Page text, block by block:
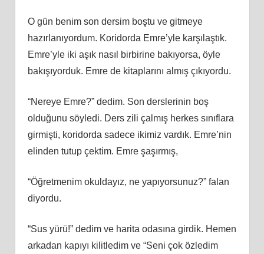
O gün benim son dersim boştu ve gitmeye
hazırlanıyordum. Koridorda Emre’yle karşılaştık.
Emre’yle iki aşık nasıl birbirine bakıyorsa, öyle
bakışıyorduk. Emre de kitaplarını almış çıkıyordu.
“Nereye Emre?” dedim. Son derslerinin boş
olduğunu söyledi. Ders zili çalmış herkes sınıflara
girmişti, koridorda sadece ikimiz vardık. Emre’nin
elinden tutup çektim. Emre şaşırmış,
“Öğretmenim okuldayız, ne yapıyorsunuz?” falan
diyordu.
“Sus yürü!” dedim ve harita odasına girdik. Hemen
arkadan kapıyı kilitledim ve “Seni çok özledim